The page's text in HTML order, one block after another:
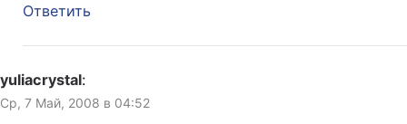
Ответить
yuliacrystal:
Ср, 7 Май, 2008 в 04:52